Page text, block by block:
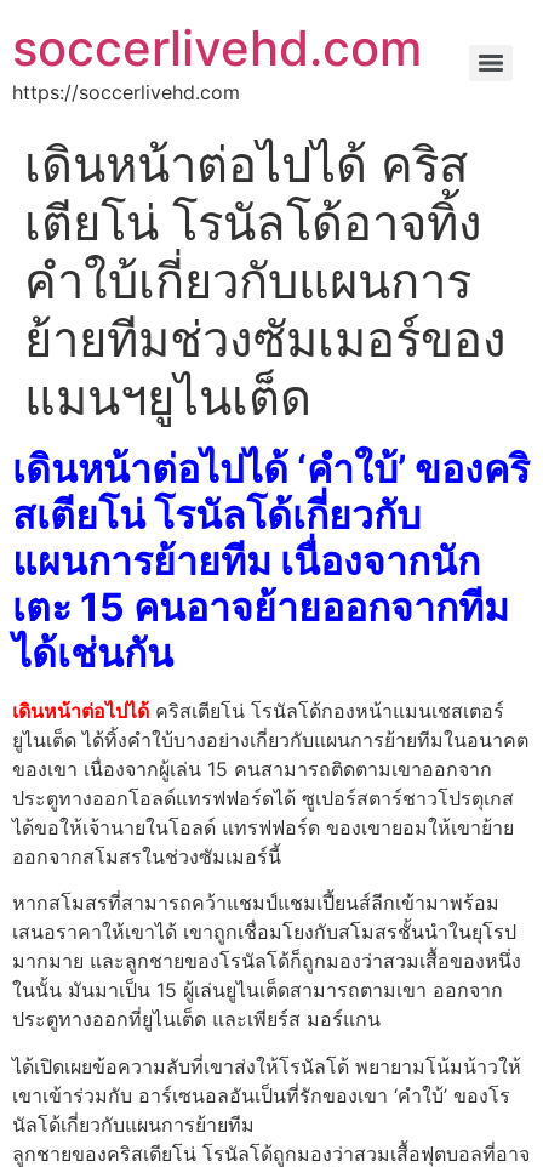
soccerlivehd.com
https://soccerlivehd.com
เดินหน้าต่อไปได้ คริส
เตียโน่ โรนัลโด้อาจทิ้ง
คําใบ้เกี่ยวกับแผนการ
ย้ายทีมช่วงซัมเมอร์ของ
แมนฯยูไนเต็ด
เดินหน้าต่อไปได้ ‘คําใบ้’ ของคริ
สเตียโน่ โรนัลโด้เกี่ยวกับ
แผนการย้ายทีม เนื่องจากนัก
เตะ 15 คนอาจย้ายออกจากทีม
ได้เช่นกัน
เดินหน้าต่อไปได้ คริสเตียโน่ โรนัลโด้กองหน้าแมนเชสเตอร์
ยูไนเต็ด ได้ทิ้งคําใบ้บางอย่างเกี่ยวกับแผนการย้ายทีมในอนาคต
ของเขา เนื่องจากผู้เล่น 15 คนสามารถติดตามเขาออกจาก
ประตูทางออกโอลด์แทรฟฟอร์ดได้ ซูเปอร์สตาร์ชาวโปรตุเกส
ได้ขอให้เจ้านายในโอลด์ แทรฟฟอร์ด ของเขายอมให้เขาย้าย
ออกจากสโมสรในช่วงซัมเมอร์นี้
หากสโมสรที่สามารถคว้าแชมป์แชมเปี้ยนส์ลีกเข้ามาพร้อม
เสนอราคาให้เขาได้ เขาถูกเชื่อมโยงกับสโมสรชั้นนําในยุโรป
มากมาย และลูกชายของโรนัลโด้ก็ถูกมองว่าสวมเสื้อของหนึ่ง
ในนั้น มันมาเป็น 15 ผู้เล่นยูไนเต็ดสามารถตามเขา ออกจาก
ประตูทางออกที่ยูไนเต็ด และเพียร์ส มอร์แกน
ได้เปิดเผยข้อความลับที่เขาส่งให้โรนัลโด้ พยายามโน้มน้าวให้
เขาเข้าร่วมกับ อาร์เซนอลอันเป็นที่รักของเขา ‘คําใบ้’ ของโร
นัลโด้เกี่ยวกับแผนการย้ายทีม
ลูกชายของคริสเตียโน่ โรนัลโด้ถูกมองว่าสวมเสื้อฟุตบอลที่อาจ